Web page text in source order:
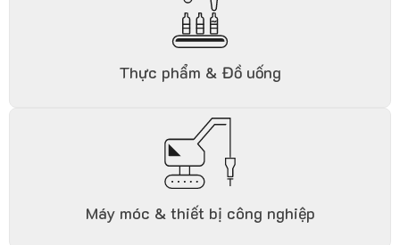
Thực phẩm & Đồ uống
Máy móc & thiết bị công nghiệp